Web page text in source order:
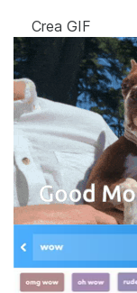
Crea GIF